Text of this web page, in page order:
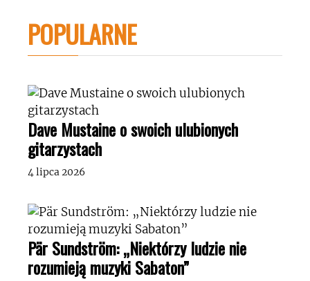
POPULARNE
Dave Mustaine o swoich ulubionych
gitarzystach
4 lipca 2026
Pär Sundström: „Niektórzy ludzie nie
rozumieją muzyki Sabaton”